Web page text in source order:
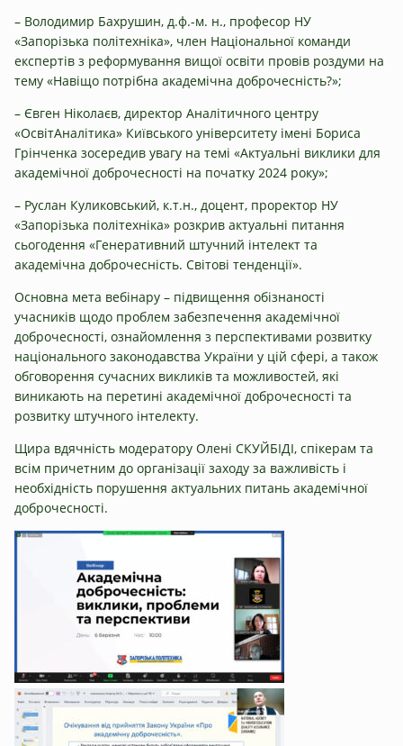
– Володимир Бахрушин, д.ф.-м. н., професор НУ
«Запорізька політехніка», член Національної команди
експертів з реформування вищої освіти провів роздуми на
тему «Навіщо потрібна академічна доброчесність?»;
– Євген Ніколаєв, директор Аналітичного центру
«ОсвітАналітика» Київського університету імені Бориса
Грінченка зосередив увагу на темі «Актуальні виклики для
академічної доброчесності на початку 2024 року»;
– Руслан Куликовський, к.т.н., доцент, проректор НУ
«Запорізька політехніка» розкрив актуальні питання
сьогодення «Генеративний штучний інтелект та
академічна доброчесність. Світові тенденції».
Основна мета вебінару – підвищення обізнаності
учасників щодо проблем забезпечення академічної
доброчесності, ознайомлення з перспективами розвитку
національного законодавства України у цій сфері, а також
обговорення сучасних викликів та можливостей, які
виникають на перетині академічної доброчесності та
розвитку штучного інтелекту.
Щира вдячність модератору Олені СКУЙБІДІ, спікерам та
всім причетним до організації заходу за важливість і
необхідність порушення актуальних питань академічної
доброчесності.